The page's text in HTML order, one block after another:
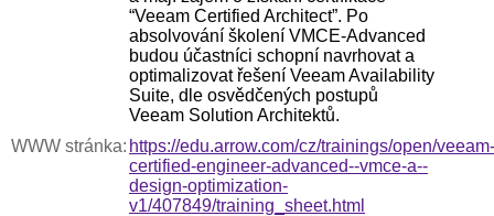
“Veeam Certified Architect”. Po
absolvování školení VMCE-Advanced
budou účastníci schopní navrhovat a
optimalizovat řešení Veeam Availability
Suite, dle osvědčených postupů
Veeam Solution Architektů.
WWW stránka: https://edu.arrow.com/cz/trainings/open/veeam-
certified-engineer-advanced--vmce-a--
design-optimization-
v1/407849/training_sheet.html